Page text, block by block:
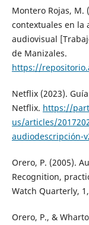
Montero Rojas, M.
contextuales en la
audiovisual
de Manizales.
https://
Netflix (2023).
Netflix. https://
us/articles/
audiodescripción-
Orero, P. (2005).
Recognition,
Watch Quarterly,
Orero, P., &